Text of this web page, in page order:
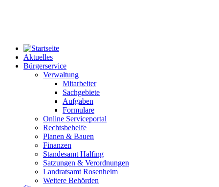
Aktuelles
Bürgerservice
Verwaltung
Mitarbeiter
Sachgebiete
Aufgaben
Formulare
Online Serviceportal
Rechtsbehelfe
Planen & Bauen
Finanzen
Standesamt Halfing
Satzungen & Verordnungen
Landratsamt Rosenheim
Weitere Behörden